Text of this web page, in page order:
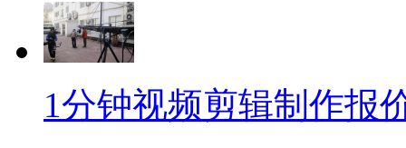
1分钟视频剪辑制作报